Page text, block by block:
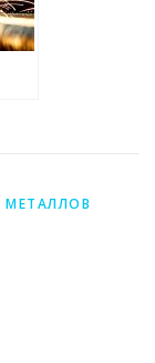
МЕТАЛЛОВ